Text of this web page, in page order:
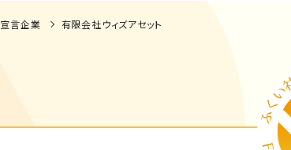
宣言企業 有限会社ウィズアセット